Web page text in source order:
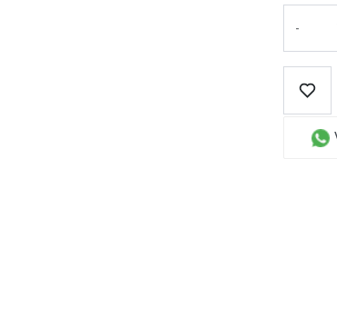
-